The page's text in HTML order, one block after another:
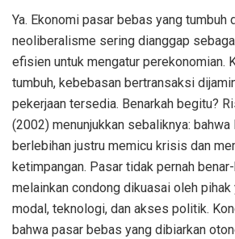
Ya. Ekonomi pasar bebas yang tumbuh
neoliberalisme sering dianggap
efisien untuk mengatur perekonomian.
tumbuh, kebebasan bertransaksi
pekerjaan tersedia. Benarkah begitu?
(2002) menunjukkan sebaliknya:
berlebihan justru memicu krisis dan
ketimpangan. Pasar tidak pernah
melainkan condong dikuasai oleh
modal, teknologi, dan akses politik.
bahwa pasar bebas yang dibiarkan